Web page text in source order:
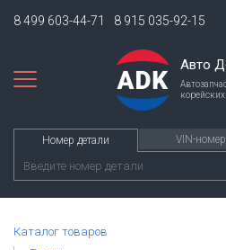
8 499 603-44-71 8 915 035-92-15
Авто
Номер детали VIN-номер
Каталог товаров